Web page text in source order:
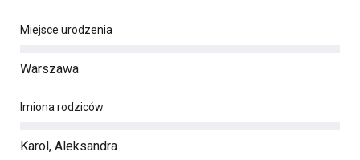
Miejsce urodzenia
Warszawa
Imiona rodziców
Karol, Aleksandra